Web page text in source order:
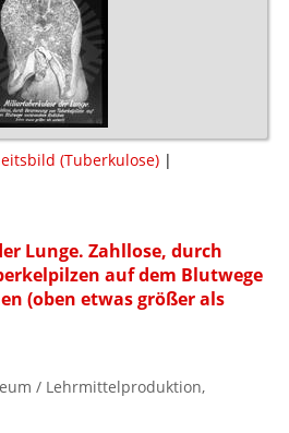
(Tuberkulose) |
Lunge. Zahllose, durch
auf dem Blutwege
(oben etwas größer als
/ Lehrmittelproduktion,